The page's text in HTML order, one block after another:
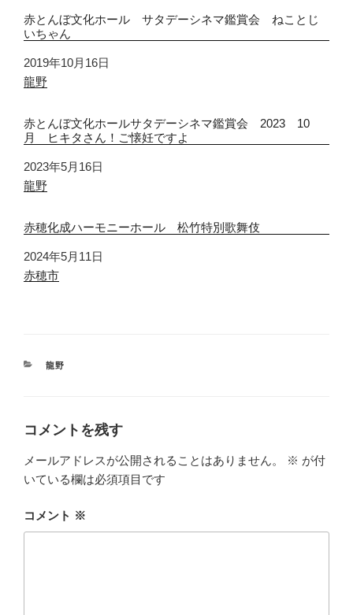
赤とんぼ文化ホール サタデーシネマ鑑賞会 ねことじ
いちゃん
日付
2019年10月16日
関連理由
龍野
赤とんぼ文化ホールサタデーシネマ鑑賞会 2023 10
月 ヒキタさん！ご懐妊ですよ
日付
2023年5月16日
関連理由
龍野
赤穂化成ハーモニーホール 松竹特別歌舞伎
日付
2024年5月11日
関連理由
赤穂市
カ
龍野
コメントを残す
メールアドレスが公開されることはありません。 ※ が付
いている欄は必須項目です
コメント ※